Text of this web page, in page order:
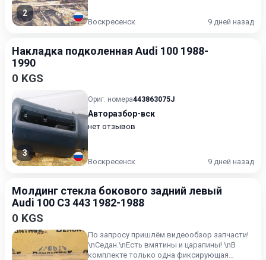
2
Воскресенск 9 дней назад
Накладка подколенная Audi 100 1988-
1990
0 KGS
3
Ориг. номера443863075J
Авторазбор-вск
нет отзывов
Воскресенск 9 дней назад
Молдинг стекла бокового задний левый
Audi 100 C3 443 1982-1988
0 KGS
По запросу пришлём видеообзор запчасти!
\nСедан.\nЕсть вмятины и царапины! \nВ
комплекте только одна фиксирующая